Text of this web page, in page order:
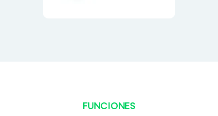
FUNCIONES